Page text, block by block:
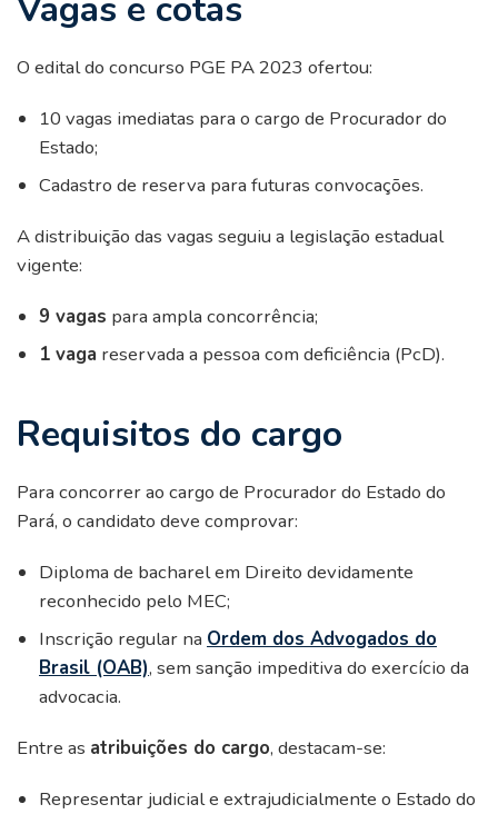
Vagas e cotas
O edital do concurso PGE PA 2023 ofertou:
10 vagas imediatas para o cargo de Procurador do
Estado;
Cadastro de reserva para futuras convocações.
A distribuição das vagas seguiu a legislação estadual
vigente:
9 vagas para ampla concorrência;
1 vaga reservada a pessoa com deficiência (PcD).
Requisitos do cargo
Para concorrer ao cargo de Procurador do Estado do
Pará, o candidato deve comprovar:
Diploma de bacharel em Direito devidamente
reconhecido pelo MEC;
Inscrição regular na Ordem dos Advogados do
Brasil (OAB), sem sanção impeditiva do exercício da
advocacia.
Entre as atribuições do cargo, destacam-se:
Representar judicial e extrajudicialmente o Estado do